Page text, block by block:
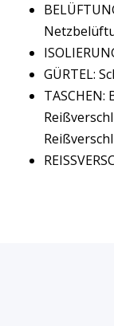
GÜRTEL: